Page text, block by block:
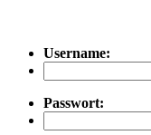
Username:
Passwort: